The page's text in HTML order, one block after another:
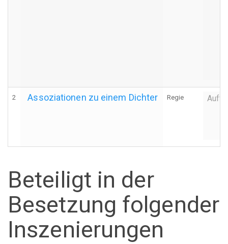
2 Assoziationen zu einem Dichter Regie
Beteiligt in der
Besetzung folgender
Inszenierungen